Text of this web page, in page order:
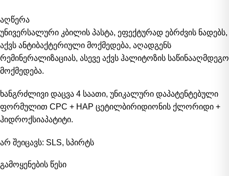
აღწერა
უნივერსალური კბილის პასტა, ეფექტურად ებრძვის ნადებს,
აქვს ანტიბაქტერიული მოქმედება, აღადგენს
რემინერალიზაციას, ასევე აქვს ჰალიტოზის საწინააღმდეგო
მოქმედება.
ხანგრძლივი დაცვა 4 საათი, უნიკალური დაპატენტებული
ფორმულით CPC + HAP ცეტილბირიდიონის ქლორიდი +
ჰიდროქსიაპატიტი.
არ შეიცავს: SLS, სპირტს
გამოყენების წესი